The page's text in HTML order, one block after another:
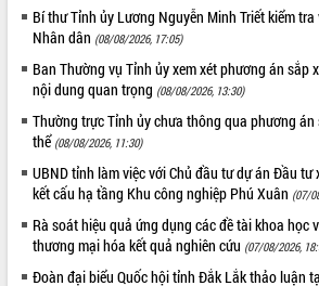
Kết nối tour, đẩy mạnh chuyển đổi số
để phát triển du lịch Đắk Lắk
Khởi động Dự án Đầu tư xây dựng hạ
tầng kỹ thuật Cụm công nghiệp Tân
Gặp mặt các cơ quan báo chí nhân Kỷ
niệm 101 năm Ngày Báo chí Cách
mạng Việt Nam
Đắk Lắk sơ kết 4 năm triển khai thực
hiện Đề án 06 của Chính phủ
Họp báo thông tin về Hội nghị Công bố
Quy hoạch và Xúc tiến đầu tư tỉnh Đắk
Bí thư Tỉnh ủy Lương Nguyễn Minh Triết kiểm
Nhân dân (08/08/2026, 17:05)
Ban Thường vụ Tỉnh ủy xem xét phương án sắp
nội dung quan trọng (08/08/2026, 13:30)
Thường trực Tỉnh ủy chưa thông qua phương
thể (08/08/2026, 11:30)
UBND tỉnh làm việc với Chủ đầu tư dự án Đầu
kết cấu hạ tầng Khu công nghiệp Phú Xuân (07/
Rà soát hiệu quả ứng dụng các đề tài khoa học
thương mại hóa kết quả nghiên cứu (07/08/2026,
Đoàn đại biểu Quốc hội tỉnh Đắk Lắk thảo luận